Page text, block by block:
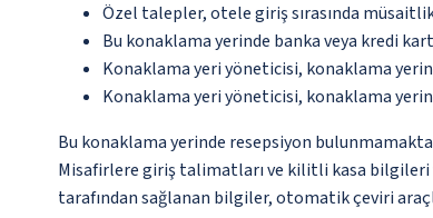
Özel talepler, otele giriş sırasında
Bu konaklama yerinde banka veya kredi
Konaklama yeri yöneticisi, konaklama
Konaklama yeri yöneticisi, konaklama
Bu konaklama yerinde resepsiyon
Misafirlere giriş talimatları ve kilitli kasa
tarafından sağlanan bilgiler, otomatik çeviri